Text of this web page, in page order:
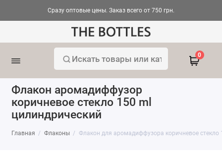
Сразу оптовые цены. Заказ всего от 750 грн.
0
Флакон аромадиффузор
коричневое стекло 150 ml
цилиндрический
Главная Флаконы Флакон для аромадиффузора коричневое стекло